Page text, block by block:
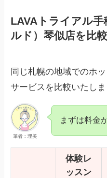
LAVAトライアル
ルド）琴似店を比較
同じ札幌の地域でのホ
サービスを比較いたしま
筆者：理美
まずは料金
体験レ
ッスン